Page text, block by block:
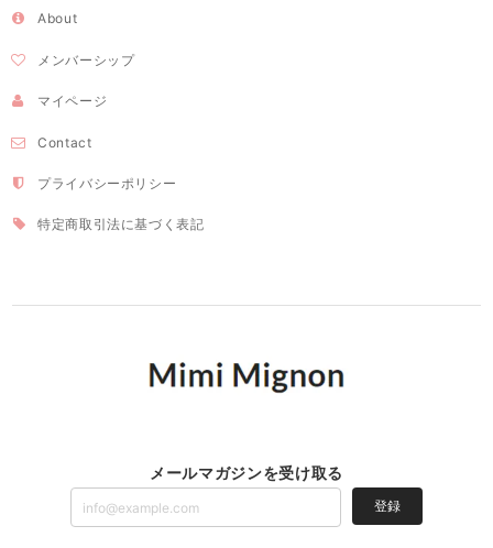
About
メンバーシップ
マイページ
Contact
プライバシーポリシー
特定商取引法に基づく表記
メールマガジンを受け取る
登録